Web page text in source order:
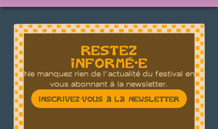
RESTEZ
INFORMÉ•E
Ne manquez rien de l’actualité du festival en
vous abonnant à la newsletter.
INSCRIVEZ-VOUS À LA NEWSLETTER